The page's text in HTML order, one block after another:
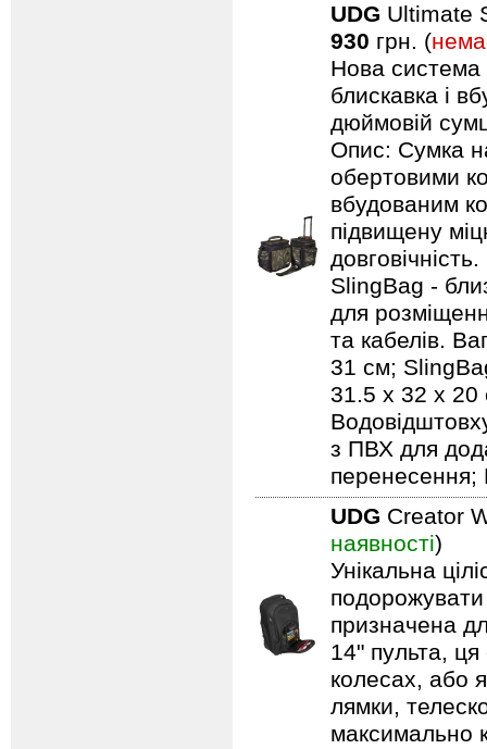
UDG Ultimate
930 грн. (
Нова система
блискавка і
дюймовій
Опис: Сумка
обертовими
вбудованим
підвищену
SlingBag -
для
та кабелів.
31 см;
31.5 x 32 x 20
з ПВХ для
перенесення;
UDG Creator
наявності)
Унікальна
подорожувати
призначена
14" пульта,
колесах, або
лямки,
максимально